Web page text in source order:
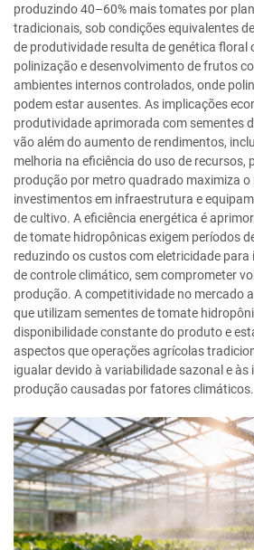
produzindo 40–60% mais tomates por
tradicionais, sob condições equivalentes
de produtividade resulta de genética floral
polinização e desenvolvimento de frutos
ambientes internos controlados, onde
podem estar ausentes. As implicações
produtividade aprimorada com sementes
vão além do aumento de rendimentos,
melhoria na eficiência do uso de recursos,
produção por metro quadrado maximiza o
investimentos em infraestrutura e
de cultivo. A eficiência energética é
de tomate hidropônicas exigem períodos
reduzindo os custos com eletricidade
de controle climático, sem comprometer
produção. A competitividade no mercado
que utilizam sementes de tomate
disponibilidade constante do produto e
aspectos que operações agrícolas
igualar devido à variabilidade sazonal e às
produção causadas por fatores climáticos.